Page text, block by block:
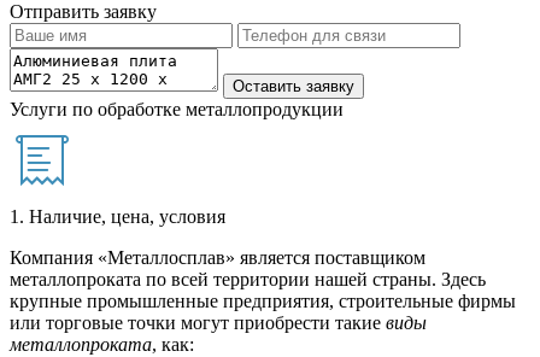
Отправить заявку
Услуги по обработке металлопродукции
1. Наличие, цена, условия
Компания «Металлосплав» является поставщиком
металлопроката по всей территории нашей страны. Здесь
крупные промышленные предприятия, строительные фирмы
или торговые точки могут приобрести такие виды
металлопроката, как: